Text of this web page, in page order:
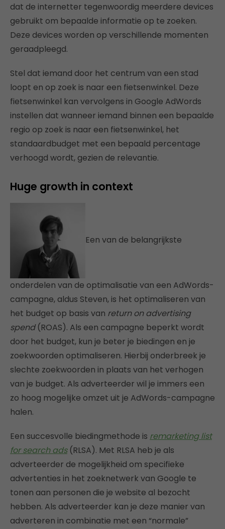
dat de internetter tegenwoordig meerdere devices
gebruikt om bepaalde informatie op te zoeken.
Deze devices worden op verschillende momenten
geraadpleegd.
Stel dat iemand door het centrum van een stad
loopt en op zoek is naar een fietsenwinkel. Deze
fietsenwinkel kan vervolgens in Google AdWords
instellen dat wanneer iemand binnen een bepaalde
regio op zoek is naar een fietsenwinkel, het
standaardbudget met een bepaald percentage
verhoogd wordt, gezien de relevantie.
Huge growth in context
Een van de belangrijkste
onderdelen van de optimalisatie van een AdWords-
campagne, aldus Steven, is het optimaliseren van
het budget op basis van return on advertising
spend(ROAS). Als een campagne beperkt wordt
door het budget, kun je beter je biedingen en je
zoekwoorden optimaliseren. Hierbij onderbreek je
slechte zoekwoorden in plaats van het verhogen
van je budget. Als adverteerder wil je immers een
zo hoog mogelijke omzet uit je AdWords-campagne
halen.
Een succesvolle biedingmethode is remarketing list
for search ads(RLSA). Met RLSA heb je als
adverteerder de mogelijkheid om specifieke
advertenties in het zoeknetwerk van Google te
tonen aan personen die je website al bezocht
hebben. Als adverteerder kan je deze manier van
adverteren in combinatie met een “normale”